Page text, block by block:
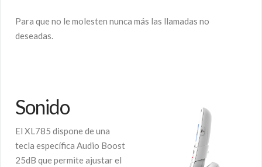
Para que no le molesten nunca más las llamadas no
deseadas.
Sonido
El XL785 dispone de una
tecla específica Audio Boost
25dB que permite ajustar el